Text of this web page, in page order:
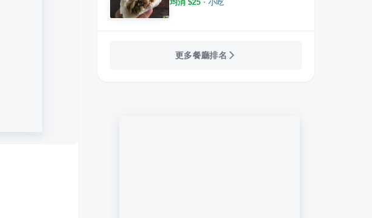
均消 $25 ・ 小吃
更多餐廳排名